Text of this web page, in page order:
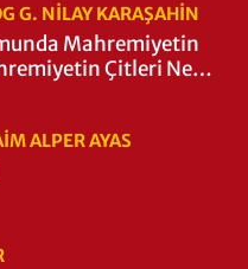
G. NILAY KARAŞAHİN
Mahremiyetin
Çitleri Ne
ALPER AYAS